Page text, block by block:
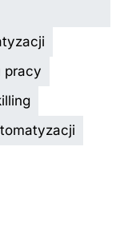
pracy